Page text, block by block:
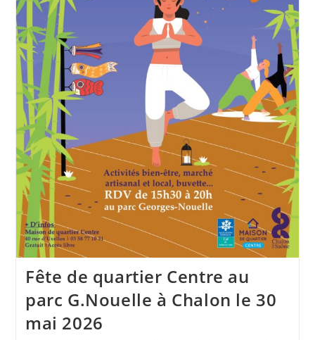
Fête de quartier Centre au
parc G.Nouelle à Chalon le 30
mai 2026